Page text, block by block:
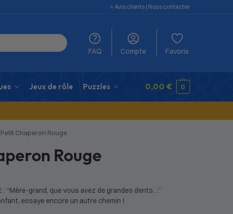
⭐️ Avis clients | Nous contacter
FAQ Compte Favoris
Jeux de rôle Puzzles 0,00 € 0
Chaperon Rouge
Rouge
: “Mère-grand, que vous avez de grandes dents…”
essaye encore un autre chemin !